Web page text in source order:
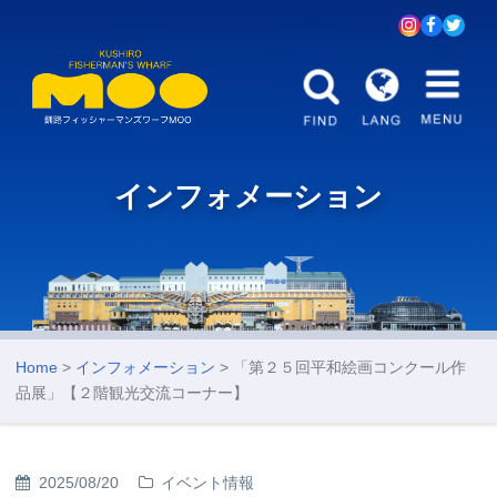
インフォメーション
Home > インフォメーション > 「第２５回平和絵画コンクール作
品展」【２階観光交流コーナー】
2025/08/20 イベント情報